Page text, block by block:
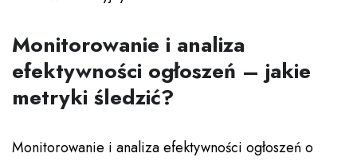
Monitorowanie i analiza
efektywności ogłoszeń – jakie
metryki śledzić?
Monitorowanie i analiza efektywności ogłoszeń o